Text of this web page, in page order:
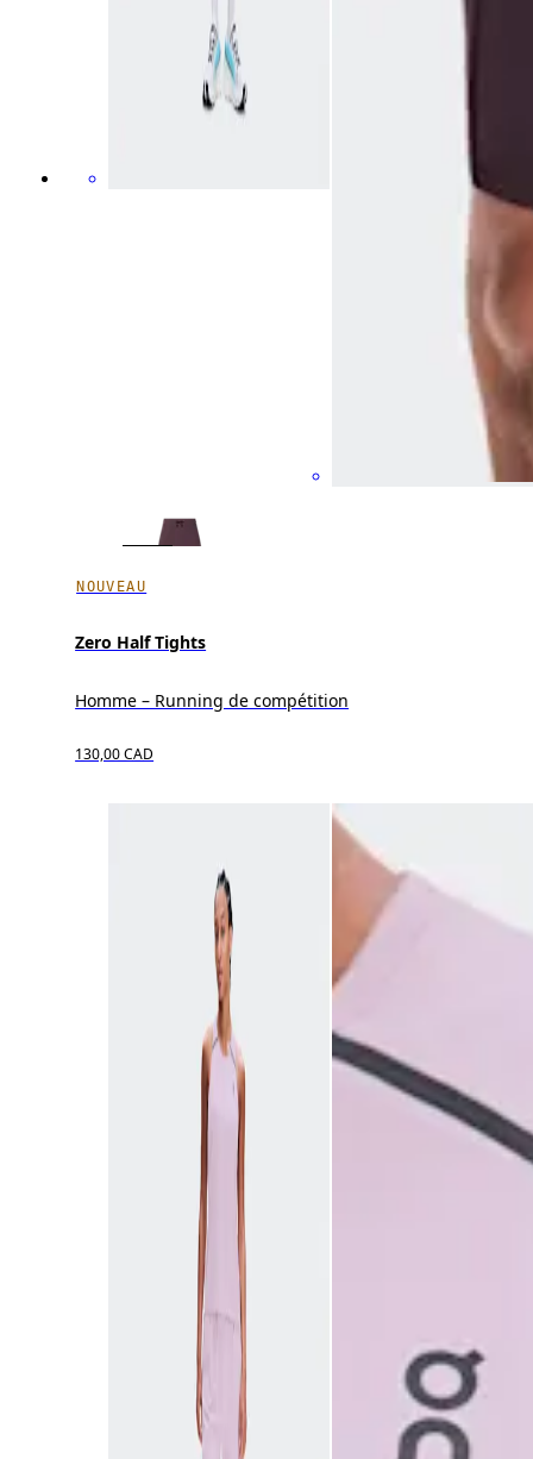
NOUVEAU
Zero Half Tights
Homme – Running de compétition
130,00 CAD